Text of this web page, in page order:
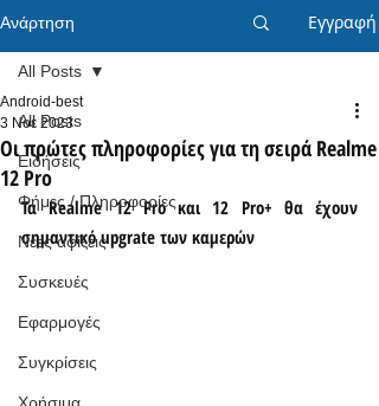
Ανάρτηση Εγγραφή
All Posts
Ειδήσεις
Φήμες / Πληροφορίες
Νέες αφίξεις
Συσκευές
Εφαρμογές
Συγκρίσεις
All Posts
Οι πρώτες πληροφορίες για τη σειρά Realme
12 Pro
Android-best
3 Νοε 2023
Τα Realme 12 Pro και 12 Pro+ θα έχουν
σημαντικό upgrate των καμερών